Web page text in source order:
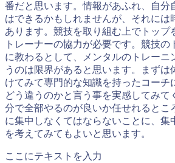
番だと思います。情報があふれ、自分
はできるかもしれませんが、それには
あります。競技を取り組む上でトップ
トレーナーの協力が必要です。競技の
に教わるとして、メンタルのトレーニ
うのは限界があると思います。まずは
けてみて専門的な知識を持ったコーチ
どう違うのかと言う事を実感してみて
分で全部やるのが良いか任せれるとこ
に集中しなくてはならないことに、集
を考えてみてもよいと思います。
ここにテキストを入力